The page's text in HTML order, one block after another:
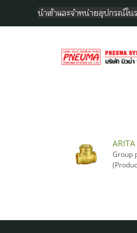
นำเข้าและจำหน่ายอุปกรณ์ใ
Group